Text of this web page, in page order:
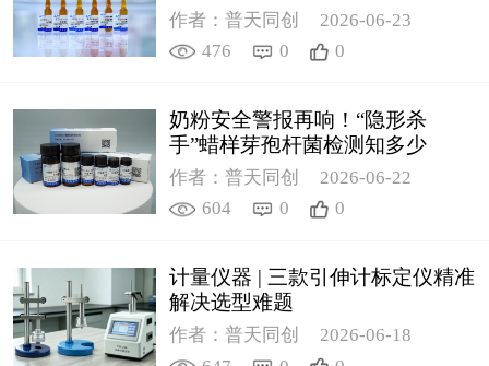
作者：普天同创
2026-06-23
476
0 0
奶粉安全警报再响！“隐形杀
手”蜡样芽孢杆菌检测知多少
作者：普天同创
2026-06-22
604
0 0
计量仪器 | 三款引伸计标定仪精准
解决选型难题
作者：普天同创
2026-06-18